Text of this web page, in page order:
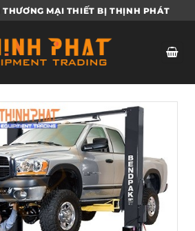
THƯƠNG MẠI THIẾT BỊ THỊNH PHÁT